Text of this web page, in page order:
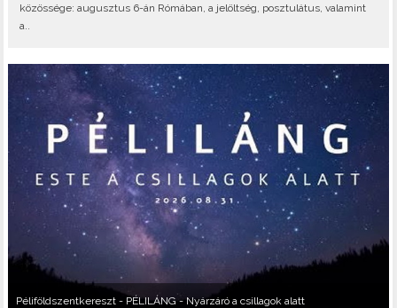
közössége: augusztus 6-án Rómában, a jelöltség, posztulátus, valamint
a..
Péliföldszentkereszt - PÉLILÁNG - Nyárzáró a csillagok alatt